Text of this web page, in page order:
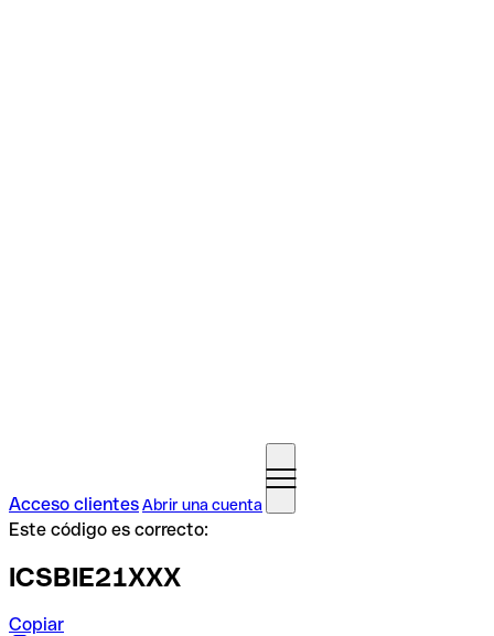
Acceso clientesAbrir una cuenta
Este código es correcto:
ICSBIE21XXX
Copiar